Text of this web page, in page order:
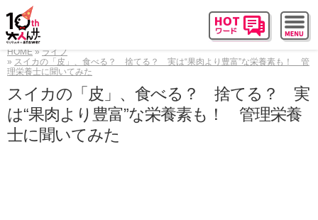
HOME
ライフ
スイカの「皮」、食べる？ 捨てる？ 実は“果肉より豊富”な栄養素も！ 管
理栄養士に聞いてみた
スイカの「皮」、食べる？ 捨てる？ 実
は“果肉より豊富”な栄養素も！ 管理栄養
士に聞いてみた